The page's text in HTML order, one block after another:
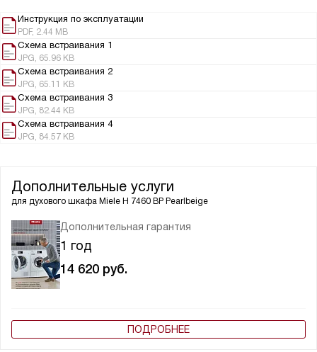
Инструкция по эксплуатации
PDF, 2.44 MB
Схема встраивания 1
JPG, 65.96 KB
Схема встраивания 2
JPG, 65.11 KB
Схема встраивания 3
JPG, 82.44 KB
Схема встраивания 4
JPG, 84.57 KB
Дополнительные услуги
для духового шкафа Miele H 7460 BP Pearlbeige
Дополнительная гарантия
1 год
14 620 руб.
ПОДРОБНЕЕ